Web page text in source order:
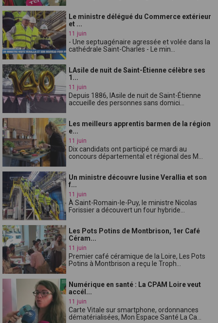
Le ministre délégué du Commerce extérieur
et ...
11 juin
- Une septuagénaire agressée et volée dans la
cathédrale Saint-Charles - Le min...
LAsile de nuit de Saint-Étienne célèbre ses
1...
11 juin
Depuis 1886, lAsile de nuit de Saint-Étienne
accueille des personnes sans domici...
Les meilleurs apprentis barmen de la région
e...
11 juin
Dix candidats ont participé ce mardi au
concours départemental et régional des M...
Un ministre découvre lusine Verallia et son
f...
11 juin
À Saint-Romain-le-Puy, le ministre Nicolas
Forissier a découvert un four hybride...
Les Pots Potins de Montbrison, 1er Café
Céram...
11 juin
Premier café céramique de la Loire, Les Pots
Potins à Montbrison a reçu le Troph...
Numérique en santé : La CPAM Loire veut
accél...
11 juin
Carte Vitale sur smartphone, ordonnances
dématérialisées, Mon Espace Santé La Ca...